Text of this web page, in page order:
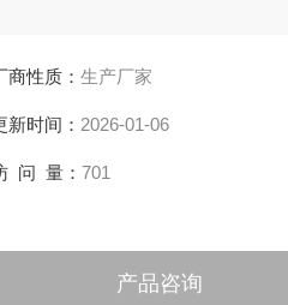
商性质： 生产厂家
新时间： 2026-01-06
问 量： 701
产品咨询